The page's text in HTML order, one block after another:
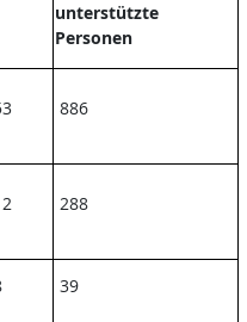
unterstützte
Personen
886
288
39